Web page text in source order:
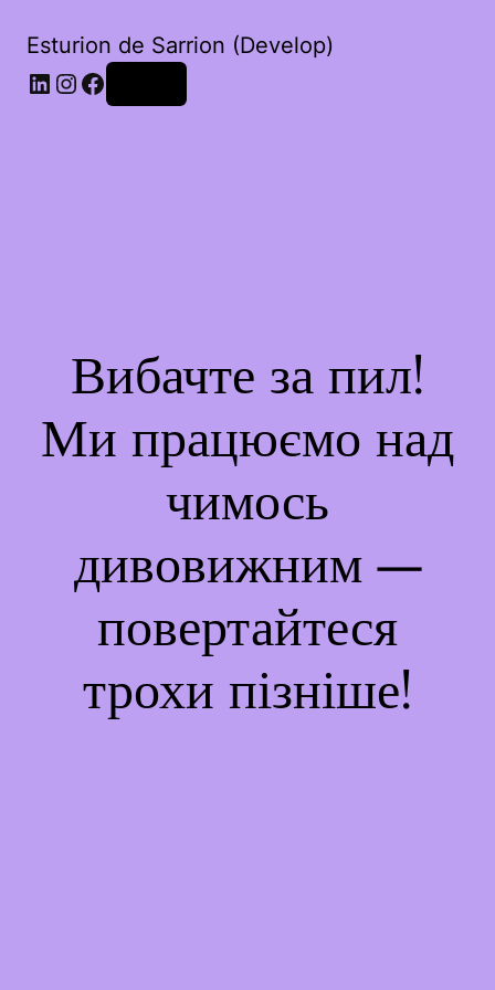
Esturion de Sarrion (Develop)
LinkedIn
Instagram
Facebook
Вибачте за пил!
Ми працюємо над
чимось
дивовижним —
повертайтеся
трохи пізніше!